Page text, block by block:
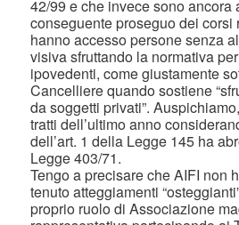
42/99 e che invece sono ancora
conseguente proseguo dei corsi
hanno accesso persone senza
visiva sfruttando la normativa
ipovedenti, come giustamente
Cancelliere quando sostiene
da soggetti privati”.
tratti dell’ultimo anno
dell’art. 1 della Legge 145 ha
Legge 403/71.
Tengo a precisare che AIFI non
tenuto atteggiamenti
proprio ruolo di Associazione